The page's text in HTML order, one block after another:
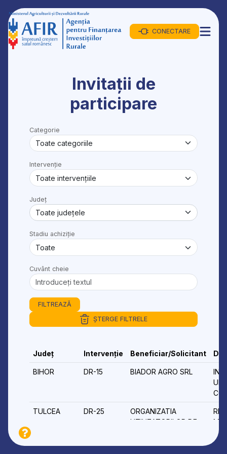
CONECTARE
Invitații de
participare
Categorie
Intervenție
Județ
Toate județele
Stadiu achiziție
Cuvânt cheie
FILTREAZĂ
ȘTERGE FILTRELE
Județ Intervenție Beneficiar/Solicitant
BIHOR DR-15 BIADOR AGRO SRL
TULCEA DR-25
ORGANIZATIA
UTILIZATORILOR DE